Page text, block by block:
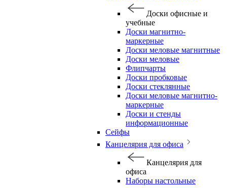
Доски офисные и
учебные
Доски магнитно-
маркерные
Доски меловые магнитные
Доски меловые
Флипчарты
Доски пробковые
Доски стеклянные
Доски меловые магнитно-
маркерные
Доски и стенды
информационные
Сейфы
Канцелярия для офиса
Канцелярия для
офиса
Наборы настольные